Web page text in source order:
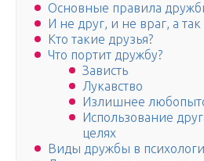
Основные правила
И не друг, и не враг, а так
Кто такие друзья?
Что портит дружбу?
Зависть
Лукавство
Излишнее
Использование
целях
Виды дружбы в